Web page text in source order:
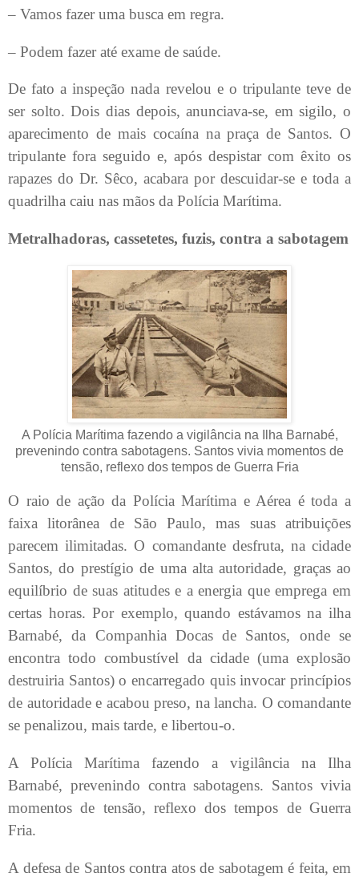
– Vamos fazer uma busca em regra.
– Podem fazer até exame de saúde.
De fato a inspeção nada revelou e o tripulante teve de
ser solto. Dois dias depois, anunciava-se, em sigilo, o
aparecimento de mais cocaína na praça de Santos. O
tripulante fora seguido e, após despistar com êxito os
rapazes do Dr. Sêco, acabara por descuidar-se e toda a
quadrilha caiu nas mãos da Polícia Marítima.
Metralhadoras, cassetetes, fuzis, contra a sabotagem
A Polícia Marítima fazendo a vigilância na Ilha Barnabé,
prevenindo contra sabotagens. Santos vivia momentos de
tensão, reflexo dos tempos de Guerra Fria
O raio de ação da Polícia Marítima e Aérea é toda a
faixa litorânea de São Paulo, mas suas atribuições
parecem ilimitadas. O comandante desfruta, na cidade
Santos, do prestígio de uma alta autoridade, graças ao
equilíbrio de suas atitudes e a energia que emprega em
certas horas. Por exemplo, quando estávamos na ilha
Barnabé, da Companhia Docas de Santos, onde se
encontra todo combustível da cidade (uma explosão
destruiria Santos) o encarregado quis invocar princípios
de autoridade e acabou preso, na lancha. O comandante
se penalizou, mais tarde, e libertou-o.
A Polícia Marítima fazendo a vigilância na Ilha
Barnabé, prevenindo contra sabotagens. Santos vivia
momentos de tensão, reflexo dos tempos de Guerra
Fria.
A defesa de Santos contra atos de sabotagem é feita, em